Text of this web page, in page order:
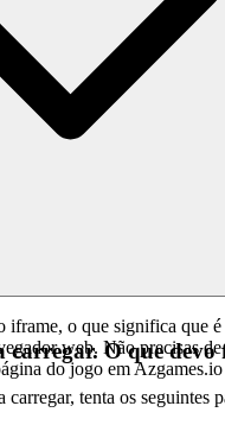
iframe, o que significa que
web. Não precisas de
do jogo em Azgames.io
carregar. O que devo
tenta os seguintes